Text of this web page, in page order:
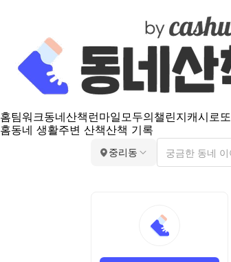
홈팀워크동네산책 런마일모두의챌린지캐시로또
홈동네 생활주변 산책산책 기록
중리동